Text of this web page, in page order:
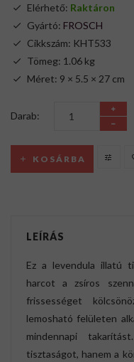
Elérhető: Raktáron
Gyártó: FROSCH
Cikkszám: KHT533
Tömeg: 1.06 kg
Méret: 9 × 5.5 × 27 cm
Darab:
KOSÁRBA
LEÍRÁS
Ez a levendula illatú
harcot a zsíros
frissességet
lemosható felületen
mindennapi
tisztaságot, hanem a